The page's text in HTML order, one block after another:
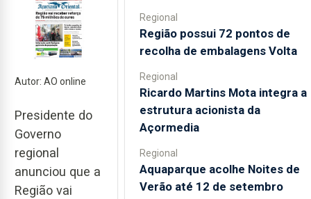
Autor: AO online
Presidente do
Governo
regional
anunciou que a
Região vai
Regional
Região possui 72 pontos de
recolha de embalagens Volta
Regional
Ricardo Martins Mota integra a
estrutura acionista da
Açormedia
Regional
Aquaparque acolhe Noites de
Verão até 12 de setembro